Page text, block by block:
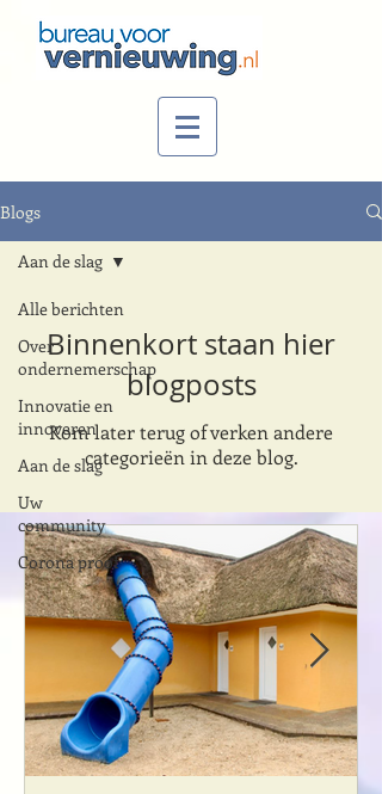
Blogs
Alle berichten
Over
ondernemerschap
Innovatie en
innoveren
Aan de slag
Uw
community
Corona proof
Aan de slag
Binnenkort staan hier
blogposts
Kom later terug of verken andere
categorieën in deze blog.